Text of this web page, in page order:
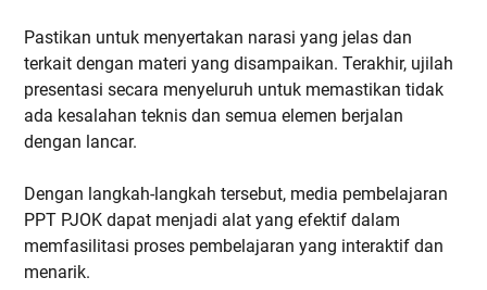
Pastikan untuk menyertakan narasi yang jelas dan
terkait dengan materi yang disampaikan. Terakhir, ujilah
presentasi secara menyeluruh untuk memastikan tidak
ada kesalahan teknis dan semua elemen berjalan
dengan lancar.
Dengan langkah-langkah tersebut, media pembelajaran
PPT PJOK dapat menjadi alat yang efektif dalam
memfasilitasi proses pembelajaran yang interaktif dan
menarik.